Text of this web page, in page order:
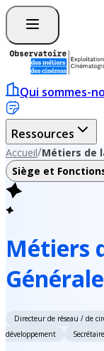
Qui sommes-
Ressources
Accueil/Métiers de
Siège et
Métiers
Générale
Directeur de réseau / de
développement